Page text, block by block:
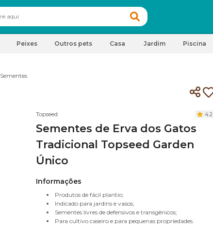
Peixes Outros pets Casa Jardim Piscina
Sementes
Topseed 4.2
Sementes de Erva dos Gatos
Tradicional Topseed Garden
Único
Informações
Produtos de fácil plantio;
Indicado para jardins e vasos;
Sementes livres de defensivos e transgênicos;
Para cultivo caseiro e para pequenas propriedades.